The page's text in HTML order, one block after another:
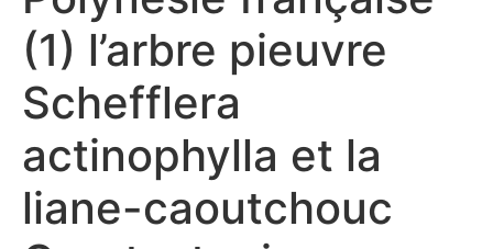
(1) l’arbre pieuvre
Schefflera
actinophylla et la
liane-caoutchouc